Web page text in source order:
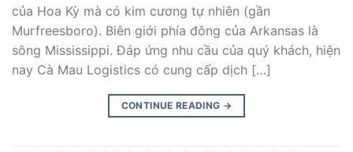
của Hoa Kỳ mà có kim cương tự nhiên (gần
Murfreesboro). Biên giới phía đông của Arkansas là
sông Mississippi. Đáp ứng nhu cầu của quý khách, hiện
nay Cà Mau Logistics có cung cấp dịch […]
CONTINUE READING →